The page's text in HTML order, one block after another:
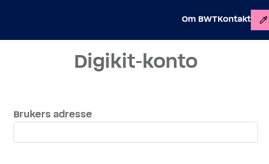
Om BWTKontakt
Digikit-konto
Brukers adresse